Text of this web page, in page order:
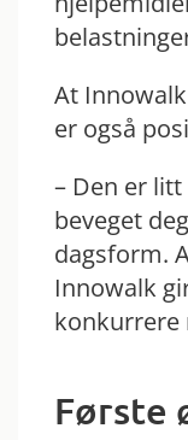
At
er også
– Den er
beveget
dagsform.
Innowalk
konkurrere
Første